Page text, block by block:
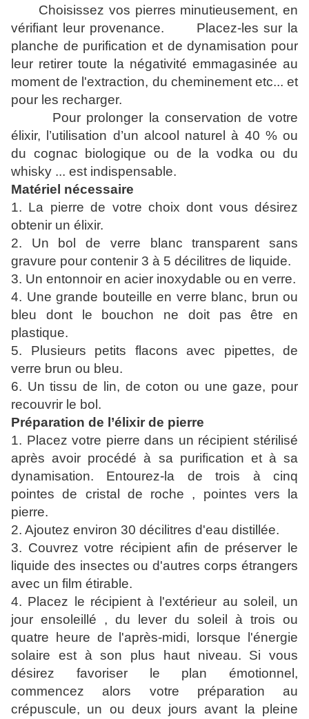
Choisissez vos pierres minutieusement, en
vérifiant leur provenance. Placez-les sur la
planche de purification et de dynamisation pour
leur retirer toute la négativité emmagasinée au
moment de l'extraction, du cheminement etc... et
pour les recharger.
Pour prolonger la conservation de votre
élixir, l’utilisation d’un alcool naturel à 40 % ou
du cognac biologique ou de la vodka ou du
whisky ... est indispensable.
Matériel nécessaire
1. La pierre de votre choix dont vous désirez
obtenir un élixir.
2. Un bol de verre blanc transparent sans
gravure pour contenir 3 à 5 décilitres de liquide.
3. Un entonnoir en acier inoxydable ou en verre.
4. Une grande bouteille en verre blanc, brun ou
bleu dont le bouchon ne doit pas être en
plastique.
5. Plusieurs petits flacons avec pipettes, de
verre brun ou bleu.
6. Un tissu de lin, de coton ou une gaze, pour
recouvrir le bol.
Préparation de l’élixir de pierre
1. Placez votre pierre dans un récipient stérilisé
après avoir procédé à sa purification et à sa
dynamisation. Entourez-la de trois à cinq
pointes de cristal de roche , pointes vers la
pierre.
2. Ajoutez environ 30 décilitres d'eau distillée.
3. Couvrez votre récipient afin de préserver le
liquide des insectes ou d'autres corps étrangers
avec un film étirable.
4. Placez le récipient à l'extérieur au soleil, un
jour ensoleillé , du lever du soleil à trois ou
quatre heure de l'après-midi, lorsque l'énergie
solaire est à son plus haut niveau. Si vous
désirez favoriser le plan émotionnel,
commencez alors votre préparation au
crépuscule, un ou deux jours avant la pleine